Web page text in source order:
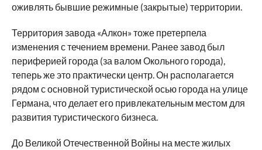
оживлять бывшие режимные (закрытые) территории.
Территория завода «Алкон» тоже претерпела
изменения с течением времени. Ранее завод был
периферией города (за валом Окольного города),
теперь же это практически центр. Он располагается
рядом с основной туристической осью города на улице
Германа, что делает его привлекательным местом для
развития туристического бизнеса.
До Великой Отечественной Войны на месте жилых